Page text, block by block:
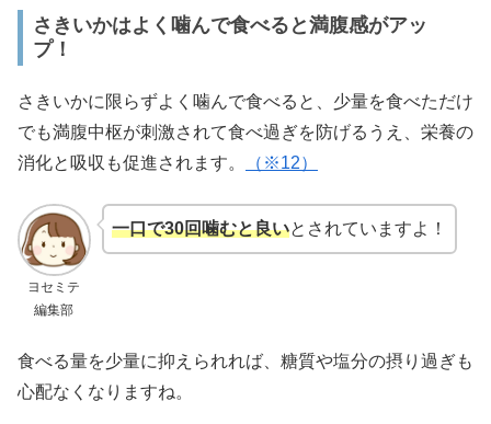
さきいかはよく噛んで食べると満腹感がアッ
プ！
さきいかに限らずよく噛んで食べると、少量を食べただけ
でも満腹中枢が刺激されて食べ過ぎを防げるうえ、栄養の
消化と吸収も促進されます。
（※12）
ヨセミテ
編集部
一口で30回噛むと良いとされていますよ！
食べる量を少量に抑えられれば、糖質や塩分の摂り過ぎも
心配なくなりますね。